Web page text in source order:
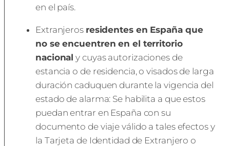
en el país.
Extranjeros residentes en España que
no se encuentren en el territorio
nacional y cuyas autorizaciones de
estancia o de residencia, o visados de larga
duración caduquen durante la vigencia del
estado de alarma: Se habilita a que estos
puedan entrar en España con su
documento de viaje válido a tales efectos y
la Tarjeta de Identidad de Extranjero o